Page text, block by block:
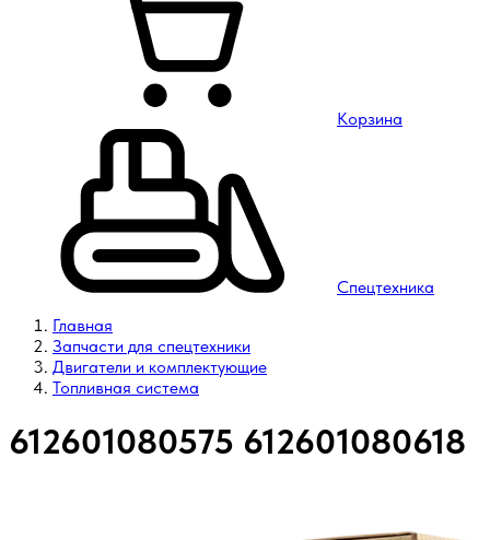
Корзина
Спецтехника
Главная
Запчасти для спецтехники
Двигатели и комплектующие
Топливная система
612601080575 612601080618